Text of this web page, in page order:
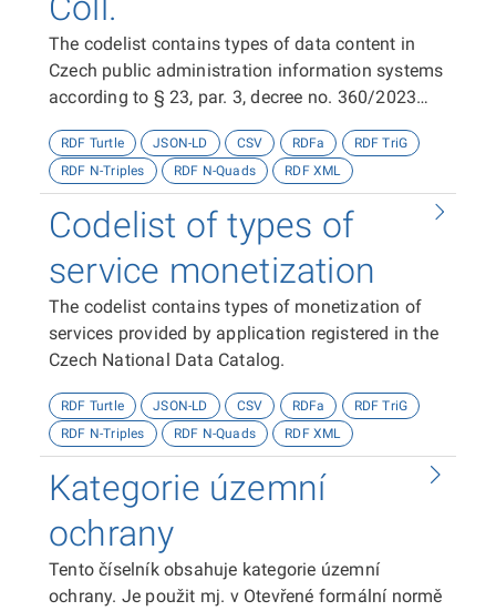
The codelist contains types of data content in
Czech public administration information systems
according to § 23, par. 3, decree no. 360/2023
RDF Turtle JSON-LD CSV RDFa
RDF TriG
RDF N-Triples
RDF N-Quads RDF XML
Codelist of types of
service monetization
The codelist contains types of monetization of
services provided by application registered in the
Czech National Data Catalog.
RDF Turtle JSON-LD CSV RDFa
RDF TriG
RDF N-Triples
RDF N-Quads RDF XML
Kategorie územní
ochrany
Tento číselník obsahuje kategorie územní
ochrany. Je použit mj. v Otevřené formální normě